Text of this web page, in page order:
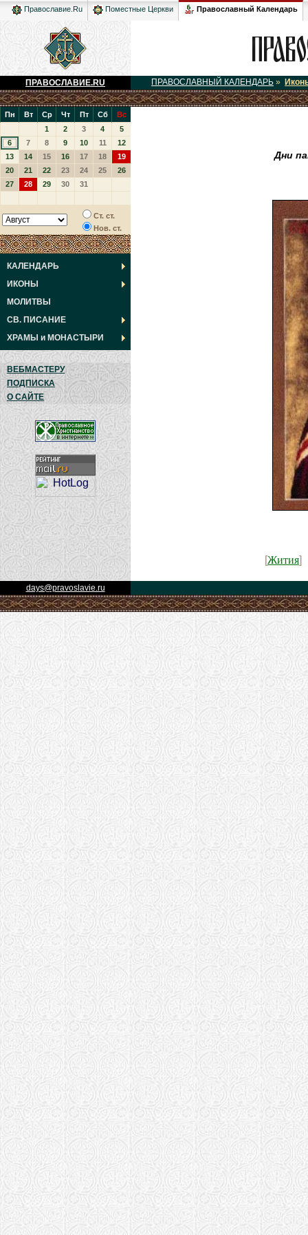
Православие.Ru Поместные Церкви Православный Календарь
ПРАВОСЛАВИЕ.RU ПРАВОСЛАВНЫЙ КАЛЕНДАРЬ »
Пн Вт Ср Чт Пт Сб
Вс
1
2 3 4
5
6
7 8 9 10 11
12
13
14 15 16 17 18
19
20
21 22 23 24 25
26
27
28 29 30 31
Ст. ст.
Нов. ст.
КАЛЕНДАРЬ
ИКОНЫ
МОЛИТВЫ
СВ. ПИСАНИЕ
ХРАМЫ и МОНАСТЫРИ
ВЕБМАСТЕРУ
ПОДПИСКА
О САЙТЕ
Дни
[Жития]
days@pravoslavie.ru